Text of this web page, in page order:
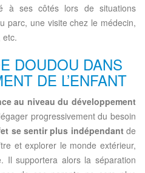
à ses côtés lors de situations
parc, une visite chez le médecin,
etc.
DOUDOU DANS
DE L’ENFANT
au niveau du développement
progressivement du besoin
se sentir plus indépendantde
et explorer le monde extérieur,
Il supportera alors la séparation